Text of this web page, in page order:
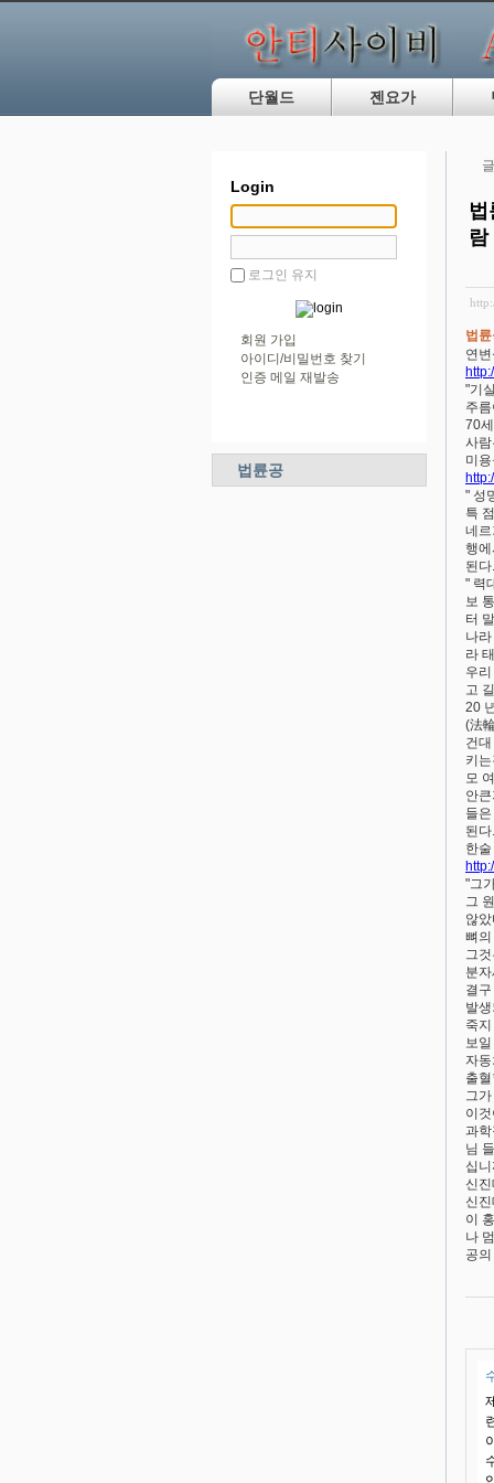
단월드 젠요가
Login
로그인 유지
회원 가입
아이디/비밀번호 찾기
인증 메일 재발송
법륜공
법
연
"기
주
70
사
미
" 성
특
네
행
된다
" 력
보
터
나
라
우
고
20
(法
건
키
모
안
들
된
한
"그
그
않
뼈
그
분
결
발
죽
보
자
출
그
이
과
님
십
신
신
이
나
공